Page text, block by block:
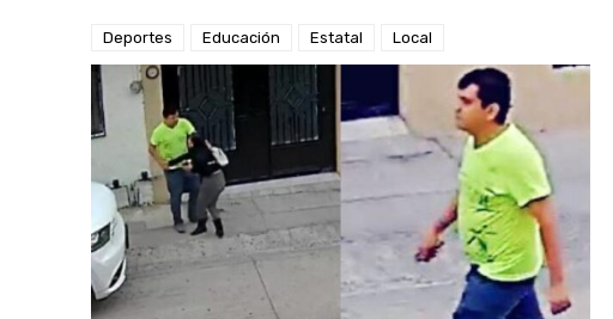
Deportes Educación Estatal Local